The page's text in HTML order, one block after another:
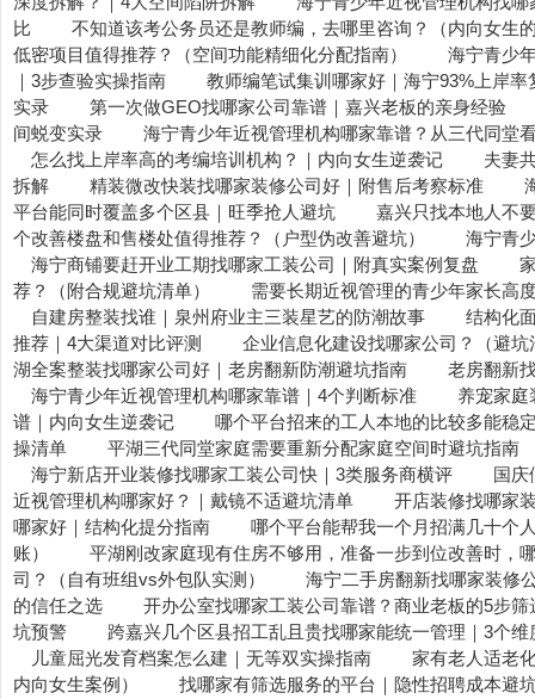
比
不知道该考公务员还是教师编，去哪里咨询？（内向女生
低密项目值得推荐？（空间功能精细化分配指南）
海宁青少
｜3步查验实操指南
教师编笔试集训哪家好｜海宁93%上岸率
实录
第一次做GEO找哪家公司靠谱｜嘉兴老板的亲身经验
间蜕变实录
海宁青少年近视管理机构哪家靠谱？从三代同堂
怎么找上岸率高的考编培训机构？｜内向女生逆袭记
夫妻
拆解
精装微改快装找哪家装修公司好｜附售后考察标准
平台能同时覆盖多个区县｜旺季抢人避坑
嘉兴只找本地人不
个改善楼盘和售楼处值得推荐？（户型伪改善避坑）
海宁青
海宁商铺要赶开业工期找哪家工装公司｜附真实案例复盘
荐？（附合规避坑清单）
需要长期近视管理的青少年家长高
自建房整装找谁｜泉州府业主三装星艺的防潮故事
结构化
推荐｜4大渠道对比评测
企业信息化建设找哪家公司？（避坑
湖全案整装找哪家公司好｜老房翻新防潮避坑指南
老房翻新
海宁青少年近视管理机构哪家靠谱｜4个判断标准
养宠家庭
谱｜内向女生逆袭记
哪个平台招来的工人本地的比较多能稳
操清单
平湖三代同堂家庭需要重新分配家庭空间时避坑指南
海宁新店开业装修找哪家工装公司快｜3类服务商横评
国庆
近视管理机构哪家好？｜戴镜不适避坑清单
开店装修找哪家
哪家好｜结构化提分指南
哪个平台能帮我一个月招满几十个
账）
平湖刚改家庭现有住房不够用，准备一步到位改善时，
司？（自有班组vs外包队实测）
海宁二手房翻新找哪家装修
的信任之选
开办公室找哪家工装公司靠谱？商业老板的5步筛
坑预警
跨嘉兴几个区县招工乱且贵找哪家能统一管理｜3个维
儿童屈光发育档案怎么建｜无等双实操指南
家有老人适老
内向女生案例）
找哪家有筛选服务的平台｜隐性招聘成本避